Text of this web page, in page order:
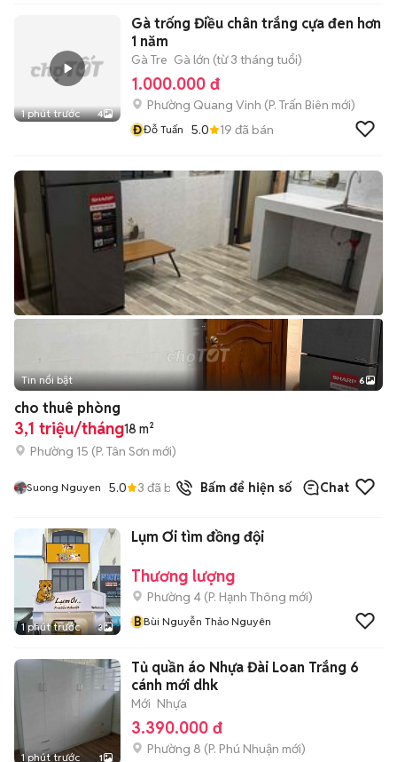
1 phút trước 4
Gà trống Điều chân trắng cựa đen hơn
1 năm
Gà Tre Gà lớn (từ 3 tháng tuổi)
1.000.000 đ
Phường Quang Vinh (P. Trấn Biên mới)
ĐĐỗ Tuấn 5.0 19 đã bán
+2
Tin nổi bật 6
cho thuê phòng
3,1 triệu/tháng18 m²
Phường 15 (P. Tân Sơn mới)
Suong Nguyen 5.0 3 đã bán Bấm để hiện số Chat
1 phút trước 3
Lụm Ơi tìm đồng đội
Thương lượng
Phường 4 (P. Hạnh Thông mới)
BBùi Nguyễn Thảo Nguyên
1 phút trước 1
Tủ quần áo Nhựa Đài Loan Trắng 6
cánh mới dhk
Mới Nhựa
3.390.000 đ
Phường 8 (P. Phú Nhuận mới)